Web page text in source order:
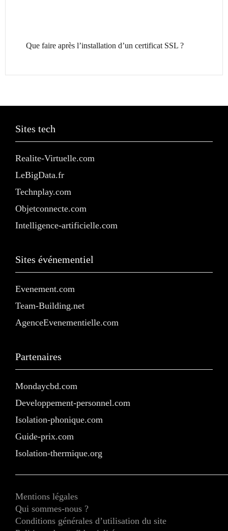
Que faire après l’installation d’un certificat SSL ?
Sites tech
Realite-Virtuelle.com
LeBigData.fr
Technplay.com
Objetconnecte.com
Intelligence-artificielle.com
Sites événementiel
Evenement.com
Team-Building.net
AgenceEvenementielle.com
Partenaires
Mondaycbd.com
Developpement-personnel.com
Isolation-phonique.com
Guide-prix.com
Isolation-thermique.org
Mentions légales
Qui sommes-nous ?
Conditions générales d’utilisation du site